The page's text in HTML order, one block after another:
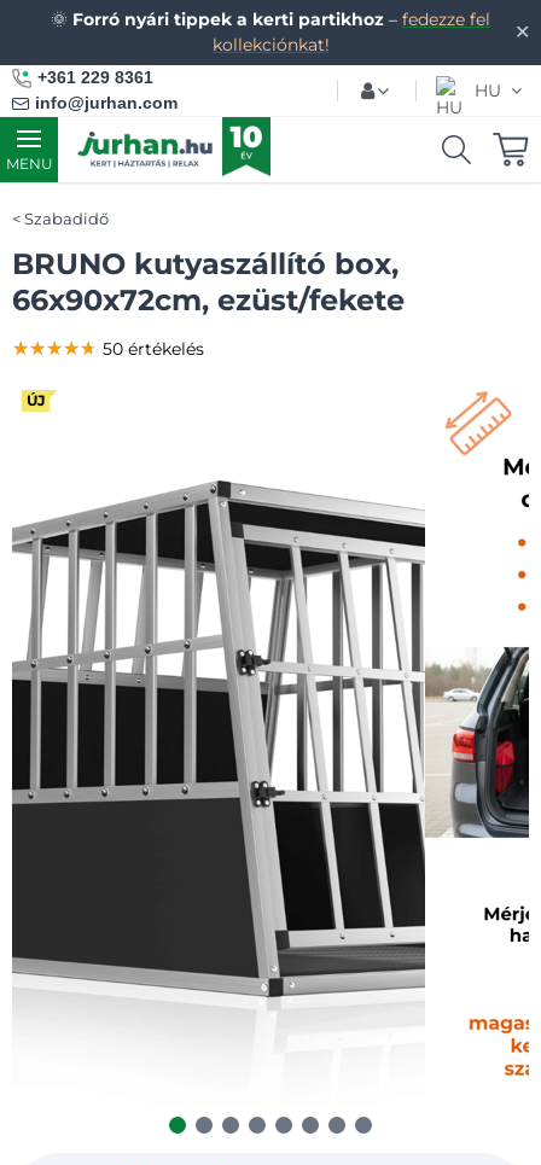
✕
🌞 Forró nyári tippek a kerti partikhoz – fedezze fel
kollekciónkat!
+361 229 8361
info@jurhan.com
HU
MENU
Szabadidő
BRUNO kutyaszállító box,
66x90x72cm, ezüst/fekete
ÚJ
★★★★★
★★★★★
★★★★★ 50 értékelés